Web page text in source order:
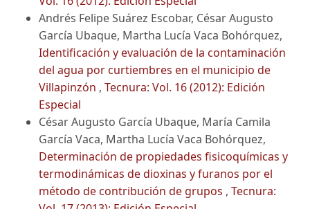
Andrés Felipe Suárez Escobar, César Augusto
García Ubaque, Martha Lucía Vaca Bohórquez,
Identificación y evaluación de la contaminación
del agua por curtiembres en el municipio de
Villapinzón , Tecnura: Vol. 16 (2012): Edición
Especial
César Augusto García Ubaque, María Camila
García Vaca, Martha Lucía Vaca Bohórquez,
Determinación de propiedades fisicoquímicas y
termodinámicas de dioxinas y furanos por el
método de contribución de grupos , Tecnura: